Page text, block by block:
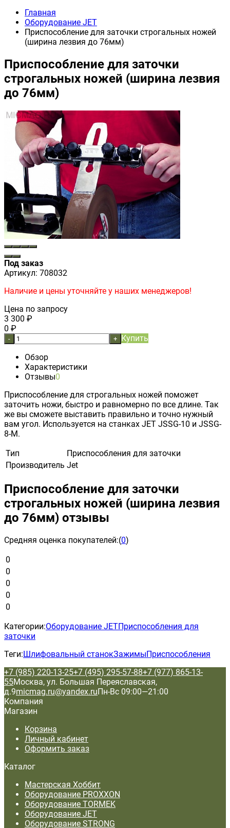
Главная
Оборудование JET
Приспособление для заточки строгальных ножей
(ширина лезвия до 76мм)
Приспособление для заточки
строгальных ножей (ширина лезвия
до 76мм)
Под заказ
Артикул: 708032
Наличие и цены уточняйте у наших менеджеров!
Цена по запросу
3 300 ₽
0 ₽
- + Купить
Обзор
Характеристики
Отзывы0
Приспособление для строгальных ножей поможет
заточить ножи, быстро и равномерно по все длине. Так
же вы сможете выставить правильно и точно нужный
вам угол. Используется на станках JET JSSG-10 и JSSG-
8-М.
Тип
Приспособления для заточки
Производитель Jet
Приспособление для заточки
строгальных ножей (ширина лезвия
до 76мм) отзывы
Средняя оценка покупателей:(0)
0
0
0
0
0
Категории:Оборудование JETПриспособления для
заточки
Теги:Шлифовальный станокЗажимыПриспособления
+7 (985) 220-13-25+7 (495) 295-57-88+7 (977) 865-13-
55Москва, ул. Большая Переяславская,
д.9micmag.ru@yandex.ruПн-Вс 09:00—21:00
Компания
Магазин
Корзина
Личный кабинет
Оформить заказ
Каталог
Мастерская Хоббит
Оборудование PROXXON
Оборудование TORMEK
Оборудование JET
Оборудование STRONG